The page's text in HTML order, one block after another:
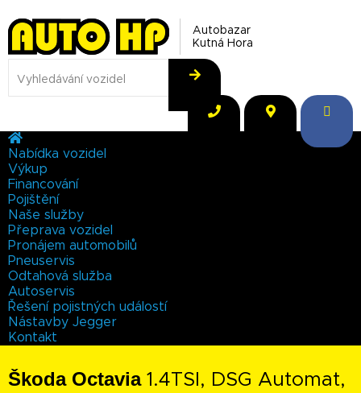
Autobazar
Kutná Hora
Nabídka vozidel
Výkup
Financování
Pojištění
Naše služby
Přeprava vozidel
Pronájem automobilů
Pneuservis
Odtahová služba
Autoservis
Řešení pojistných událostí
Nástavby Jegger
Kontakt
Škoda Octavia 1.4TSI, DSG Automat,